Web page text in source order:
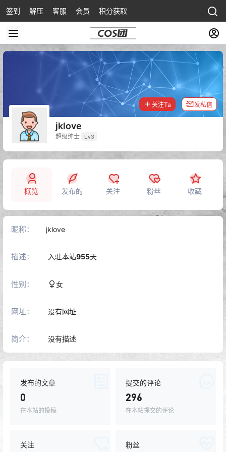
签到 解压 客服 会员 积分获取
jklove
超级绅士 Lv3
关注Ta 发私信
概览 发布的 关注 粉丝 收藏
昵称： jklove
描述： 入驻本站955天
性别： 女
网址： 没有网址
简介： 没有描述
发布的文章
0
在本站的投稿
提交的评论
296
在本站提交的评论
关注 粉丝